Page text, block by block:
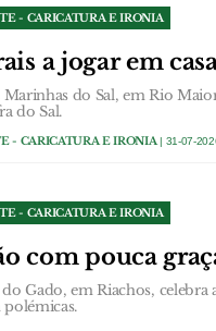
- CARICATURA E IRONIA
a jogar em
Marinhas do Sal, em Rio
do Sal.
- CARICATURA E IRONIA | 31-07-
- CARICATURA E IRONIA
com pouca
do Gado, em Riachos,